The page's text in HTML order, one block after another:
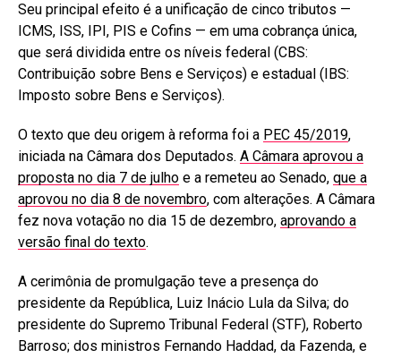
Seu principal efeito é a unificação de cinco tributos —
ICMS, ISS, IPI, PIS e Cofins — em uma cobrança única,
que será dividida entre os níveis federal (CBS:
Contribuição sobre Bens e Serviços) e estadual (IBS:
Imposto sobre Bens e Serviços).
O texto que deu origem à reforma foi a PEC 45/2019,
iniciada na Câmara dos Deputados. A Câmara aprovou a
proposta no dia 7 de julho e a remeteu ao Senado, que a
aprovou no dia 8 de novembro, com alterações. A Câmara
fez nova votação no dia 15 de dezembro, aprovando a
versão final do texto.
A cerimônia de promulgação teve a presença do
presidente da República, Luiz Inácio Lula da Silva; do
presidente do Supremo Tribunal Federal (STF), Roberto
Barroso; dos ministros Fernando Haddad, da Fazenda, e